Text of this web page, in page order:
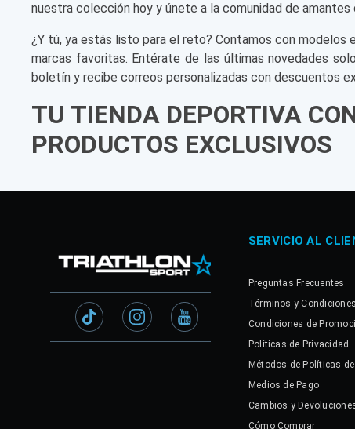
nuestra colección hoy y únete a la comunidad de
¿Y tú, ya estás listo para el reto? Contamos con modelos
marcas favoritas. Entérate de las últimas novedades
boletín y recibe correos personalizadas con descuentos
TU TIENDA DEPORTIVA
PRODUCTOS EXCLUSIVOS
SERVICIO AL
Preguntas Frecuentes
Términos y Condiciones
Condiciones de
Políticas de Privacidad
Métodos de Políticas
Medios de Pago
Cambios y
Cómo Comprar